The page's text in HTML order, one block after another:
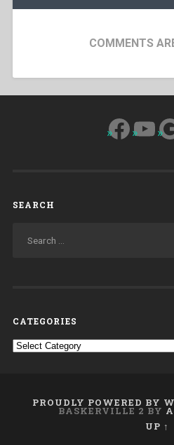
COMMENTS
SEARCH
CATEGORIES
Categories
PROUDLY POWERED BY
BASKERVILLE 2 BY
UP ↑